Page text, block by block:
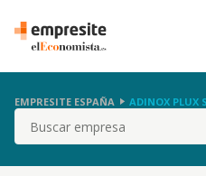
EMPRESITE ESPAÑA ADINOX PLUX
Buscar